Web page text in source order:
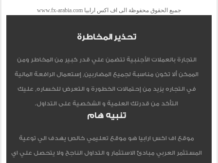
جميع الحقوق محفوظة الى اف اكس ارابيا www.fx-arabia.com
تحذير المخاطرة
التجارة بالعملات الأجنبية تتضمن علي قدر كبير من المخاطر ومن
الممكن ألا تكون مناسبة لجميع المضاربين, إستعمال الرافعة المالية
في التجاره يزيد من إحتمالات الخطورة و التعرض للخساره, عليك
التأكد من قدرتك العلمية و الشخصية على التداول.
تنبيه هام
موقع اف اكس ارابيا هو موقع تعليمي خالص يهدف الي توعية
المستثمر العربي مبادئ الاستثمار و التداول الناجح ولا يتحصل علي اي